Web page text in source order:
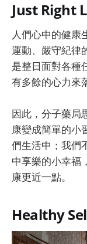
Just Right
人們心中的健康
運動、嚴守紀律
是整日面對各種
有多餘的心力來
因此，分子藥局
康變成簡單的小
們生活中；我們
中享樂的小幸福
康更近一點。
Healthy